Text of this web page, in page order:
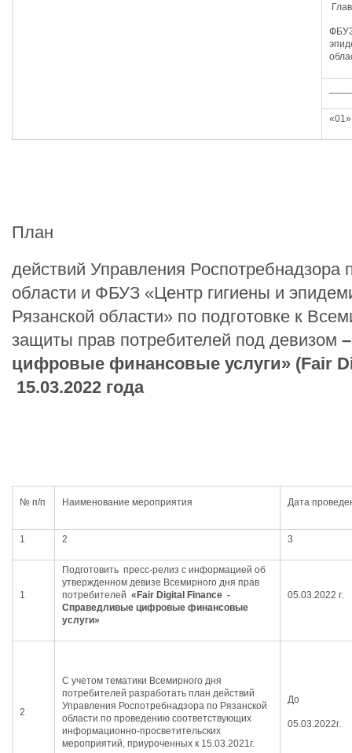
План
действий Управления Роспотребнадзора
области и ФБУЗ «Центр гигиены и
Рязанской области» по подготовке к
защиты прав потребителей под девизом
цифровые финансовые услуги» (Fair
15.03.2022 года
№ п/п Наименование мероприятия Дата
1 2 3
1
Подготовить пресс-релиз с информацией об
утвержденном девизе Всемирного дня прав
потребителей «Fair Digital Finance -
Справедливые цифровые финансовые
услуги»
05.03.2022 г.
2
С учетом тематики Всемирного дня
потребителей разработать план действий
Управления Роспотребнадзора по Рязанской
области по проведению соответствующих
информационно-просветительских
мероприятий, приуроченных к 15.03.2021г.
До
05.03.2022г.